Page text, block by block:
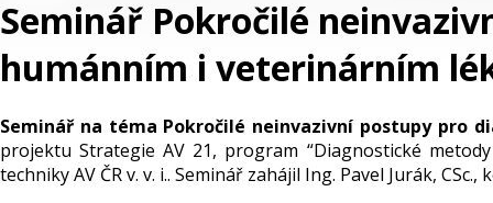
Seminář Pokročilé
humánním i veterinárním
Seminář na téma Pokročilé neinvazivní postupy pro
projektu Strategie AV 21, program “Diagnostické
techniky AV ČR v. v. i.. Seminář zahájil Ing. Pavel Jurák,